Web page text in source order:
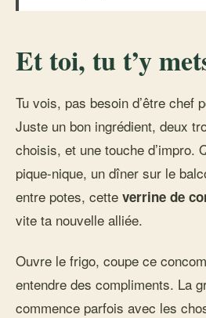
Et toi, tu t’y
Tu vois, pas besoin d’être chef
Juste un bon ingrédient, deux
choisis, et une touche d’impro.
pique-nique, un dîner sur le
entre potes, cette verrine de
vite ta nouvelle alliée.
Ouvre le frigo, coupe ce
entendre des compliments. La
commence parfois avec les